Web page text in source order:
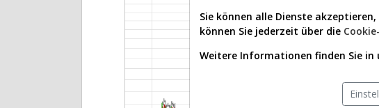
Sie können alle Dienste
können Sie jederzeit über die
Weitere Informationen finden Sie in